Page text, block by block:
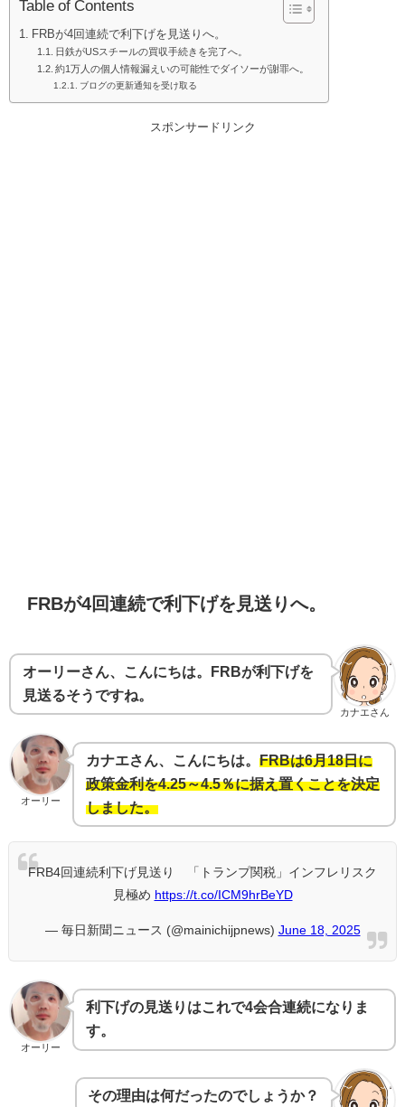
Table of Contents
FRBが4回連続で利下げを見送りへ。
日鉄がUSスチールの買収手続きを完了へ。
約1万人の個人情報漏えいの可能性でダイソーが謝罪へ。
ブログの更新通知を受け取る
スポンサードリンク
FRBが4回連続で利下げを見送りへ。
カナエさん
オーリーさん、こんにちは。FRBが利下げを
見送るそうですね。
オーリー
カナエさん、こんにちは。 FRBは6月18日に
政策金利を4.25～4.5％に据え置くことを決定
しました。
FRB4回連続利下げ見送り 「トランプ関税」インフレリスク
見極め https://t.co/ICM9hrBeYD
— 毎日新聞ニュース (@mainichijpnews) June 18, 2025
オーリー
利下げの見送りはこれで4会合連続になりま
す。
その理由は何だったのでしょうか？